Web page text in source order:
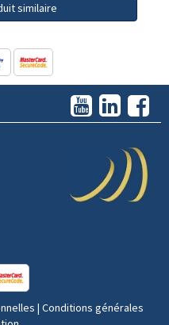
similaire
| Conditions générales